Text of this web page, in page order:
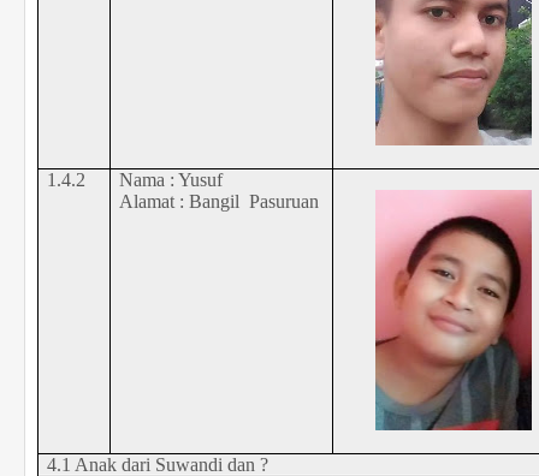
1.4.2 Nama :Yusuf
Alamat :Bangil Pasuruan
4.1 Anak dari Suwandi dan ?